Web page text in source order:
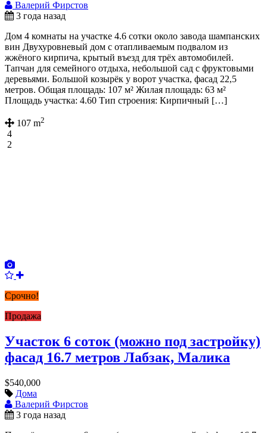
Валерий Фирстов
3 года назад
Дом 4 комнаты на участке 4.6 сотки около завода шампанских
вин Двухуровневый дом с отапливаемым подвалом из
жжёного кирпича, крытый въезд для трёх автомобилей.
Тапчан для семейного отдыха, небольшой сад с фруктовыми
деревьями. Большой козырёк у ворот участка, фасад 22,5
метров. Общая площадь: 107 м² Жилая площадь: 63 м²
Площадь участка: 4.60 Тип строения: Кирпичный […]
107 m2
4
2
Срочно!
Продажа
Участок 6 соток (можно под застройку)
фасад 16.7 метров Лабзак, Малика
$540,000
Дома
Валерий Фирстов
3 года назад